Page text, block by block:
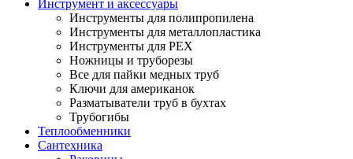
Инструмент и аксессуары
Инструменты для полипропилена
Инструменты для металлопластика
Инструменты для PEX
Ножницы и труборезы
Все для пайки медных труб
Ключи для американок
Разматыватели труб в бухтах
Трубогибы
Теплообменники
Сантехника